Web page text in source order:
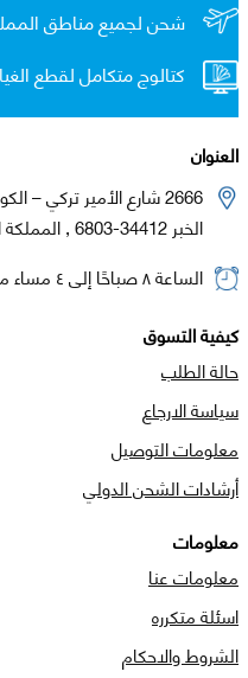
شحن لجميع مناطق
كتالوج متكامل لقطع
العنوان
2666 شارع الأمير تركي – الكورنيش , وحدة رقم 102
الخبر 34412-6803 , المملكة العربية السعودية
الساعة ٨ صباحًا إلى ٤ مساء من الأحد إلى الخميس
كيفية التسوق
حالة الطلب
سياسة الارجاع
معلومات التوصيل
أرشادات الشحن الدولي
معلومات
معلومات عنا
اسئلة متكرره
الشروط والاحكام